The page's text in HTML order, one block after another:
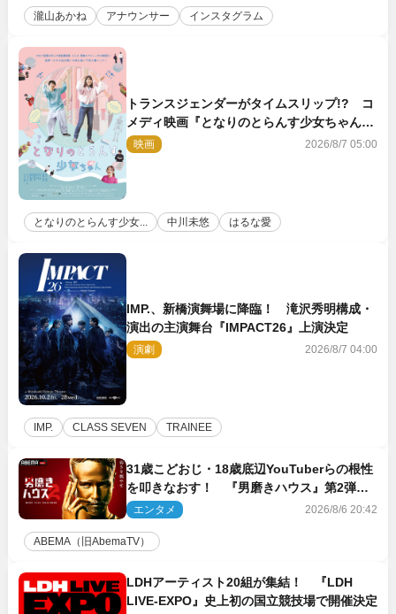
瀧山あかね アナウンサー インスタグラム
トランスジェンダーがタイムスリップ!? コ
メディ映画『となりのとらんす少女ちゃん』
11.7公開決定
映画 2026/8/7 05:00
となりのとらんす少女... 中川未悠 はるな愛
IMP.、新橋演舞場に降臨！ 滝沢秀明構成・
演出の主演舞台『IMPACT26』上演決定
演劇 2026/8/7 04:00
IMP. CLASS SEVEN TRAINEE
31歳こどおじ・18歳底辺YouTuberらの根性
を叩きなおす！ 『男磨きハウス』第2弾コ
ーチ陣発表
エンタメ 2026/8/6 20:42
ABEMA（旧AbemaTV）
LDHアーティスト20組が集結！ 『LDH
LIVE‐EXPO』史上初の国立競技場で開催決定